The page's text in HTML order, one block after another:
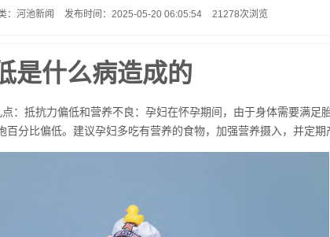
：河池新闻 发布时间：2025-05-20 06:05:54 21278次浏览
是什么病造成的
：抵抗力偏低和营养不良：孕妇在怀孕期间，由于身体需要满足
分比偏低。建议孕妇多吃有营养的食物，加强营养摄入，并定期